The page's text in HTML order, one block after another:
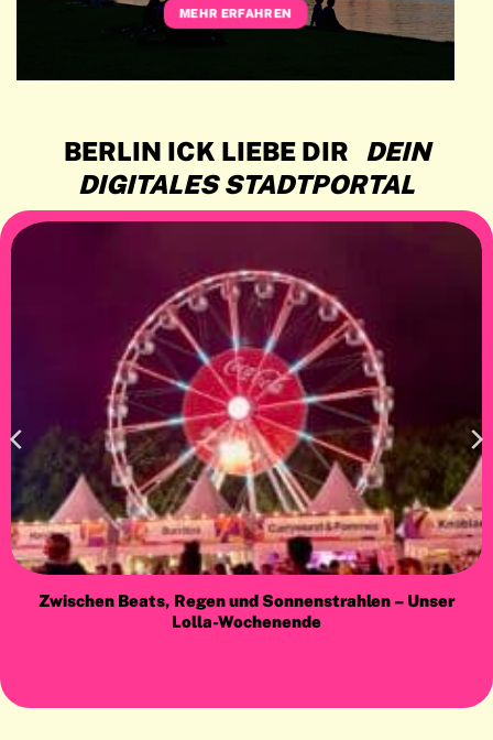
MEHR ERFAHREN
BERLIN ICK LIEBE DIR
DEIN
DIGITALES STADTPORTAL
Zwischen Beats, Regen und Sonnenstrahlen – Unser
Lolla-Wochenende